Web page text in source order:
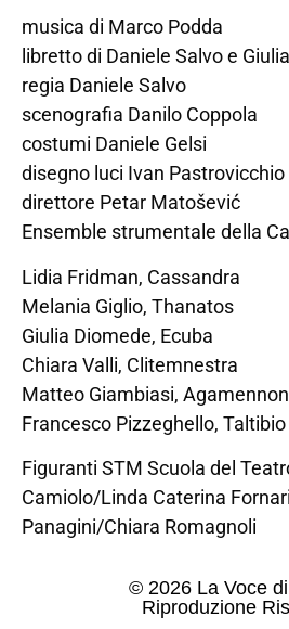
musica di Marco Podda
libretto di Daniele Salvo e
regia Daniele Salvo
scenografia Danilo Coppola
costumi Daniele Gelsi
disegno luci Ivan Pastrovicchio
direttore Petar Matošević
Ensemble strumentale della
Lidia Fridman, Cassandra
Melania Giglio, Thanatos
Giulia Diomede, Ecuba
Chiara Valli, Clitemnestra
Matteo Giambiasi,
Francesco Pizzeghello, Taltibio
Figuranti STM Scuola del
Camiolo/Linda Caterina
Panagini/Chiara Romagnoli
© 2026 La Voce
Riproduzione